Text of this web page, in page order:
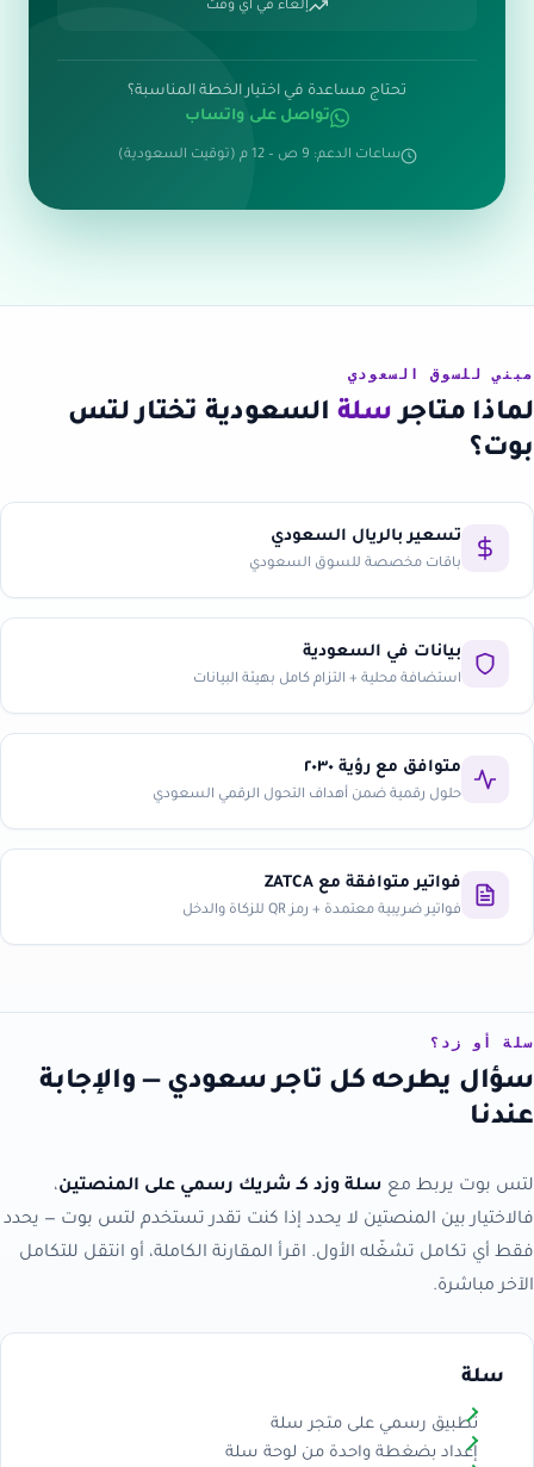
إلغاء في أي وقت
تحتاج مساعدة في اختيار الخطة المناسبة؟
تواصل على واتساب
ساعات الدعم: 9 ص – 12 م (توقيت السعودية)
مبني للسوق السعودي
لماذا متاجر سلة السعودية تختار لتس
بوت؟
تسعير بالريال السعودي
باقات مخصصة للسوق السعودي
بيانات في السعودية
استضافة محلية + التزام كامل بهيئة البيانات
متوافق مع رؤية ٢٠٣٠
حلول رقمية ضمن أهداف التحول الرقمي السعودي
فواتير متوافقة مع ZATCA
فواتير ضريبية معتمدة + رمز QR للزكاة والدخل
سلة أو زد؟
سؤال يطرحه كل تاجر سعودي — والإجابة
عندنا
لتس بوت يربط مع سلة وزد كـ شريك رسمي على المنصتين،
فالاختيار بين المنصتين لا يحدد إذا كنت تقدر تستخدم لتس بوت — يحدد
فقط أي تكامل تشغّله الأول. اقرأ المقارنة الكاملة، أو انتقل للتكامل
الآخر مباشرة.
سلة
تطبيق رسمي على متجر سلة
إعداد بضغطة واحدة من لوحة سلة